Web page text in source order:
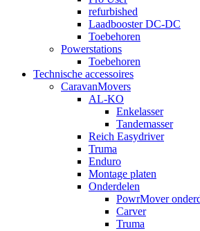
refurbished
Laadbooster DC-DC
Toebehoren
Powerstations
Toebehoren
Technische accessoires
CaravanMovers
AL-KO
Enkelasser
Tandemasser
Reich Easydriver
Truma
Enduro
Montage platen
Onderdelen
PowrMover
Carver
Truma